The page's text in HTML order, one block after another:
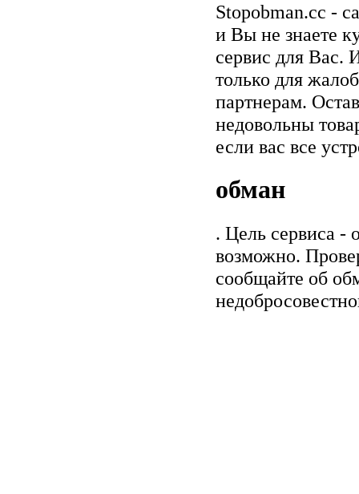
Stopobman.cc -
и Вы не знаете
сервис для Вас.
только для
партнерам.
недовольны
если вас все
обман
. Цель сервиса -
возможно.
сообщайте об